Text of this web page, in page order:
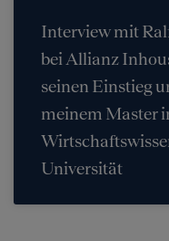
Interview mit
bei Allianz
seinen Einstieg
meinem Master
Universität